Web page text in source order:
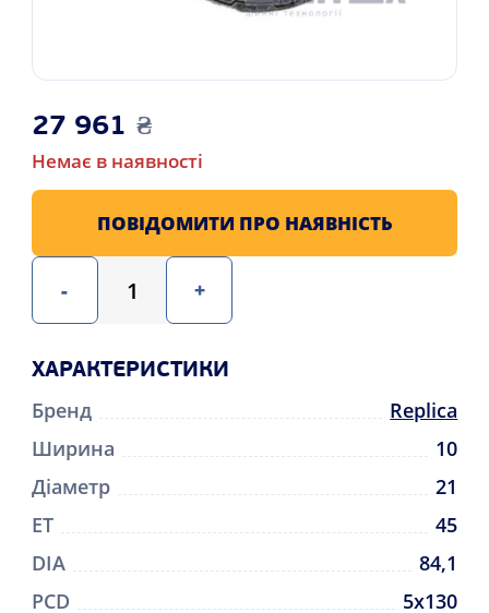
27 961 ₴
Немає в наявності
- +
ПОВІДОМИТИ ПРО НАЯВНІСТЬ
ХАРАКТЕРИСТИКИ
Бренд
Replica
Ширина
10
Діаметр
21
ET
45
DIA
84,1
PCD
5x130